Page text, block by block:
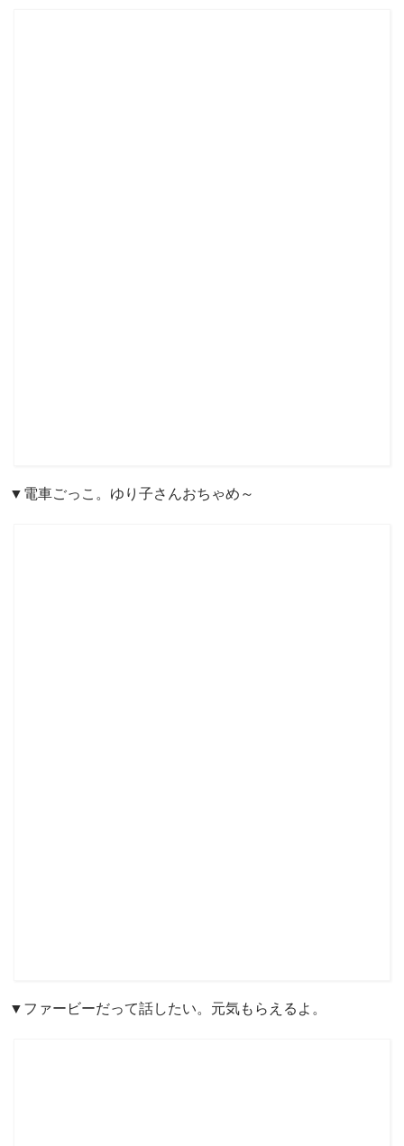
▼電車ごっこ。ゆり子さんおちゃめ～
▼ファービーだって話したい。元気もらえるよ。